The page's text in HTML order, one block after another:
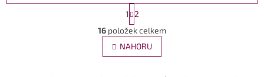
O
v
l
á
S
t
r
á
n
k
1
2
16 položek celkem
NAHORU